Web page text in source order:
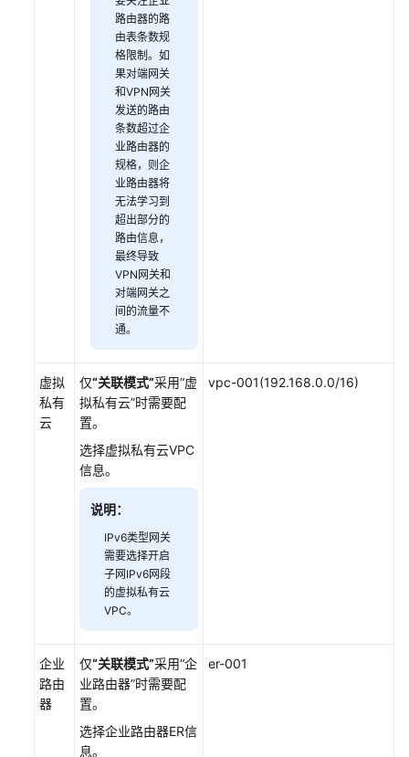
业
版
VPN
连
接
费
理
路由器的路
由表条数规
格限制。如
果对端网关
和VPN网关
发送的路由
条数超过企
业路由器的
规格，则企
业路由器将
无法学习到
超出部分的
路由信息，
最终导致
VPN网关和
对端网关之
间的流量不
通。
虚拟
私有
云
仅“关联模式”采用“虚
拟私有云”时需要配
置。
选择虚拟私有云VPC
信息。
说明：
IPv6类型网关
需要选择开启
子网IPv6网段
的虚拟私有云
VPC。
vpc-001(192.168.0.0/16)
企业
路由
器
仅“关联模式”采用“企
业路由器”时需要配
置。
选择企业路由器ER信
息。
er-001